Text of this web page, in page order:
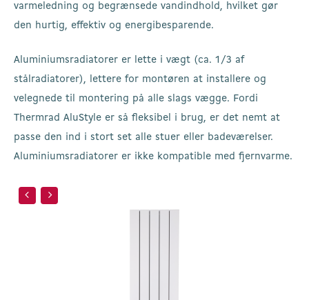
varmeledning og begrænsede vandindhold, hvilket gør
den hurtig, effektiv og energibesparende.
Aluminiumsradiatorer er lette i vægt (ca. 1/3 af
stålradiatorer), lettere for montøren at installere og
velegnede til montering på alle slags vægge. Fordi
Thermrad AluStyle er så fleksibel i brug, er det nemt at
passe den ind i stort set alle stuer eller badeværelser.
Aluminiumsradiatorer er ikke kompatible med fjernvarme.